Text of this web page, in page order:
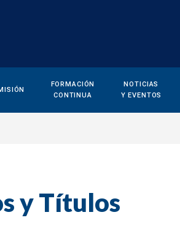
FORMACIÓN
CONTINUA
NOTICIAS
Y EVENTOS
y Títulos